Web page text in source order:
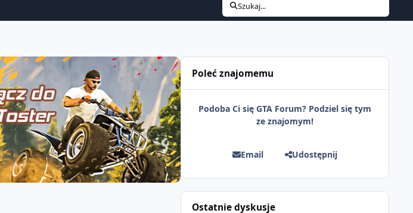
Szukaj...
Poleć znajomemu
Podoba Ci się GTA Forum? Podziel się tym
ze znajomym!
Email Udostępnij
Ostatnie dyskusje